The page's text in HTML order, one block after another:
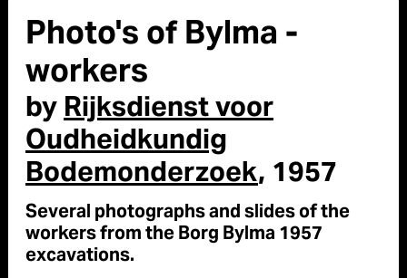
Photo's of Bylma -
workers
byRijksdienst voor
Oudheidkundig
Bodemonderzoek, 1957
Several photographs and slides of the
workers from the Borg Bylma 1957
excavations.